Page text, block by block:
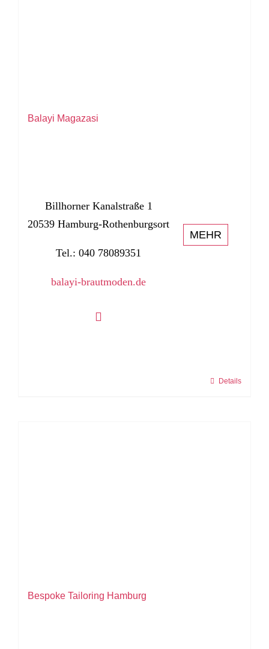
Balayi Magazasi
Billhorner Kanalstraße 1
20539 Hamburg-Rothenburgsort
Tel.: 040 78089351
balayi-brautmoden.de
MEHR
Details
Bespoke Tailoring Hamburg